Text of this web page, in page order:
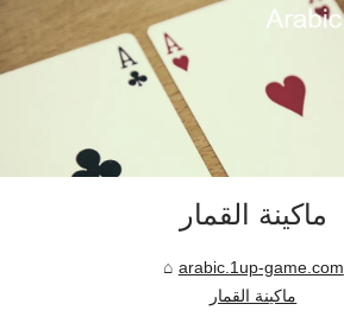
ماكينة القمار
arabic.1up-game.com
ماكينة القمار